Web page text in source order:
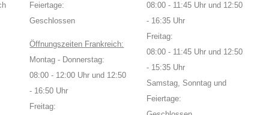
Feiertage:
Geschlossen
Öffnungszeiten Frankreich:
Montag - Donnerstag:
08:00 - 12:00 Uhr und 12:50
- 16:50 Uhr
Freitag:
08:00 - 11:45 Uhr und 12:50
- 16:35 Uhr
Freitag:
08:00 - 11:45 Uhr und 12:50
- 15:35 Uhr
Samstag, Sonntag und
Feiertage: